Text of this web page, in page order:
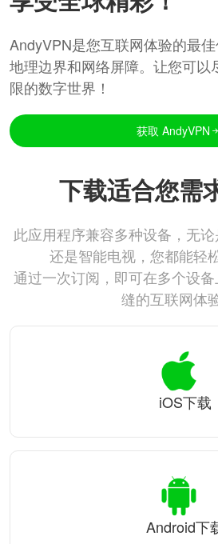
AndyVPN是您互联网体验的最
地理边界和网络屏障。让您可以
限的数字世界！
获取 AndyVPN
下载适合您需
此应用程序兼容多种设备，无
还是智能电视，您都能轻
通过一次订阅，即可在多个设
缝的互联网体验
iOS下载
Android下